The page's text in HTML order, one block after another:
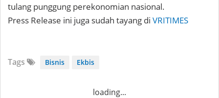
tulang punggung perekonomian nasional.
Press Release ini juga sudah tayang di VRITIMES
Tags Bisnis Ekbis
loading...